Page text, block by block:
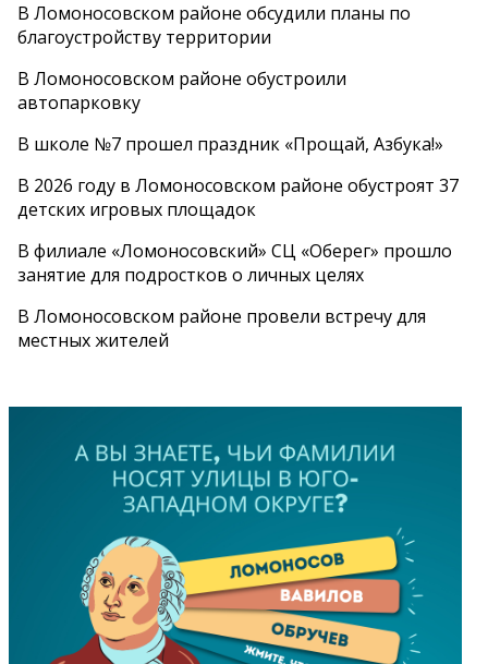
В Ломоносовском районе обсудили планы по
благоустройству территории
В Ломоносовском районе обустроили
автопарковку
В школе №7 прошел праздник «Прощай, Азбука!»
В 2026 году в Ломоносовском районе обустроят 37
детских игровых площадок
В филиале «Ломоносовский» СЦ «Оберег» прошло
занятие для подростков о личных целях
В Ломоносовском районе провели встречу для
местных жителей